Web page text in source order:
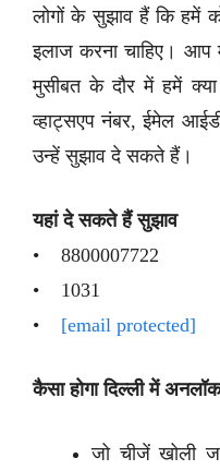
लोगों के सुझाव हैं कि हमें
इलाज करना चाहिए।
मुसीबत के दौर में हमें
व्हाट्सएप नंबर, ईमेल
उन्हें सुझाव दे सकते हैं।
यहां दे सकते हैं सुझाव
• 8800007722
• 1031
• [email protected]
कैसा होगा दिल्ली में
जो चीजें खोली